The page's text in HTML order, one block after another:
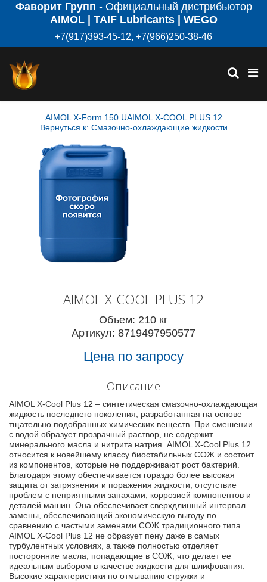
Фаворит Групп - Официальный дистрибьютор
AIMOL | TAIF Lubricants | WEGO
+7(917)393-45-12, +7(966)250-38-46
AIMOL X-Form 150 UAIMOL X-COOL PLUS 12
Вернуться к: Смазочно-охлаждающие жидкости
AIMOL X-COOL PLUS 12
Объем: 210 кг
Артикул: 8719497950577
Цена по запросу
Описание
AIMOL X-Cool Plus 12 – синтетическая смазочно-охлаждающая
жидкость последнего поколения, разработанная на основе
тщательно подобранных химических веществ. При смешении
с водой образует прозрачный раствор, не содержит
минерального масла и нитрита натрия. AIMOL X-Cool Plus 12
относится к новейшему классу биостабильных СОЖ и состоит
из компонентов, которые не поддерживают рост бактерий.
Благодаря этому обеспечивается гораздо более высокая
защита от загрязнения и поражения жидкости, отсутствие
проблем с неприятными запахами, коррозией компонентов и
деталей машин. Она обеспечивает сверхдлинный интервал
замены, обеспечивающий экономическую выгоду по
сравнению с частыми заменами СОЖ традиционного типа.
AIMOL X-Cool Plus 12 не образует пену даже в самых
турбулентных условиях, а также полностью отделяет
посторонние масла, попадающие в СОЖ, что делает ее
идеальным выбором в качестве жидкости для шлифования.
Высокие характеристики по отмыванию стружки и